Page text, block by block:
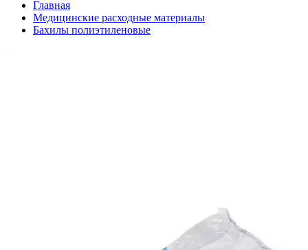
Главная
Медицинские расходные материалы
Бахилы полиэтиленовые